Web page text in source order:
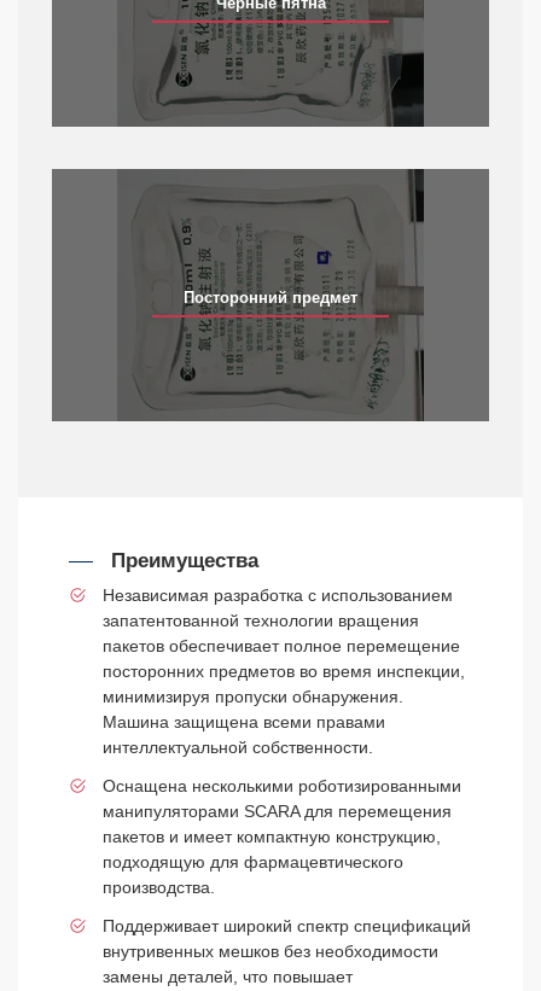
Черные пятна
Посторонний предмет
Преимущества
Независимая разработка с использованием
запатентованной технологии вращения
пакетов обеспечивает полное перемещение
посторонних предметов во время инспекции,
минимизируя пропуски обнаружения.
Машина защищена всеми правами
интеллектуальной собственности.
Оснащена несколькими роботизированными
манипуляторами SCARA для перемещения
пакетов и имеет компактную конструкцию,
подходящую для фармацевтического
производства.
Поддерживает широкий спектр спецификаций
внутривенных мешков без необходимости
замены деталей, что повышает